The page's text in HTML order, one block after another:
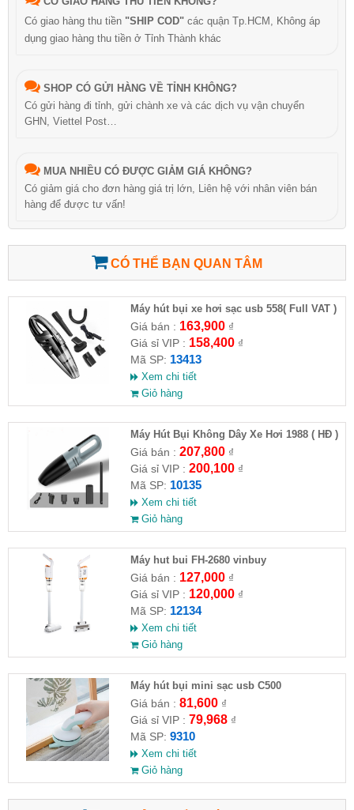
Có giao hàng thu tiền "SHIP COD" các quận Tp.HCM, Không áp
dụng giao hàng thu tiền ở Tỉnh Thành khác
SHOP CÓ GỬI HÀNG VỀ TỈNH KHÔNG?
Có gửi hàng đi tỉnh, gửi chành xe và các dịch vụ vận chuyển
GHN, Viettel Post…
MUA NHIỀU CÓ ĐƯỢC GIẢM GIÁ KHÔNG?
Có giảm giá cho đơn hàng giá trị lớn, Liên hệ với nhân viên bán
hàng để được tư vấn!
CÓ THỂ BẠN QUAN TÂM
Máy hút bụi xe hơi sạc usb 558( Full VAT )
Giá bán : 163,900₫
Giá sỉ VIP : 158,400₫
Mã SP: 13413
Xem chi tiết
Giỏ hàng
Máy Hút Bụi Không Dây Xe Hơi 1988 ( HĐ )
Giá bán : 207,800₫
Giá sỉ VIP : 200,100₫
Mã SP: 10135
Xem chi tiết
Giỏ hàng
Máy hut bui FH-2680 vinbuy
Giá bán : 127,000₫
Giá sỉ VIP : 120,000₫
Mã SP: 12134
Xem chi tiết
Giỏ hàng
Máy hút bụi mini sạc usb C500
15.3x8.6x4x3cm
Giá bán : 81,600₫
Giá sỉ VIP : 79,968₫
Mã SP: 9310
Xem chi tiết
Giỏ hàng